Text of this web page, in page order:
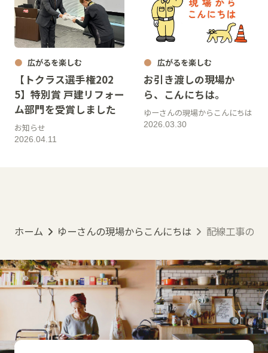
広がるを楽しむ
【トクラス選手権202
5】特別賞 戸建リフォー
ム部門を受賞しました
2026.04.11
お知らせ
広がるを楽しむ
お引き渡しの現場か
ら、こんにちは。
2026.03.30
ゆーさんの現場からこんにちは
ホーム ゆーさんの現場からこんにちは 配線工事の現